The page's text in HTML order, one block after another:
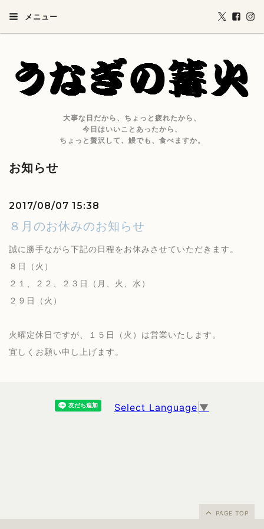
メニュー
大事な日だから、ちょっと疲れたから、
今日はいいことあったから、
ちょっと贅沢して、鰻でも、食べますか。
お知らせ
2017/08/07 15:38
８月のお休みのお知らせ
誠に勝手ながら下記の日程をお休みさせていただきます。
８日（火）
２１、２２、２３日（月、火、水）
２９日（火）
火曜定休日ですが、１５日（火）は営業いたします。
宜しくお願い申し上げます。
Select Language ▼
PAGE TOP